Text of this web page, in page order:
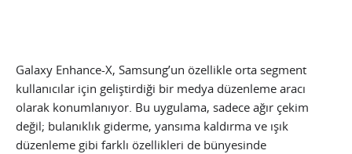
Galaxy Enhance-X, Samsung’un özellikle orta segment
kullanıcılar için geliştirdiği bir medya düzenleme aracı
olarak konumlanıyor. Bu uygulama, sadece ağır çekim
değil; bulanıklık giderme, yansıma kaldırma ve ışık
düzenleme gibi farklı özellikleri de bünyesinde